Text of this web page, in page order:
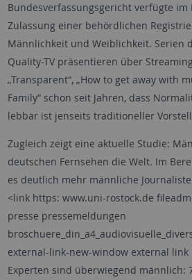
Bundesverfassungsgericht verfügte im
Zulassung einer behördlichen
Männlichkeit und Weiblichkeit. Serien
Quality-TV präsentieren über
„Transparent“, „How to get away with
Family“ schon seit Jahren, dass
lebbar ist jenseits traditioneller
Zugleich zeigt eine aktuelle Studie:
deutschen Fernsehen die Welt. Im
es deutlich mehr männliche
<link https: www.uni-rostock.de
presse pressemeldungen
external-link-new-window external link
Experten sind überwiegend männlich: